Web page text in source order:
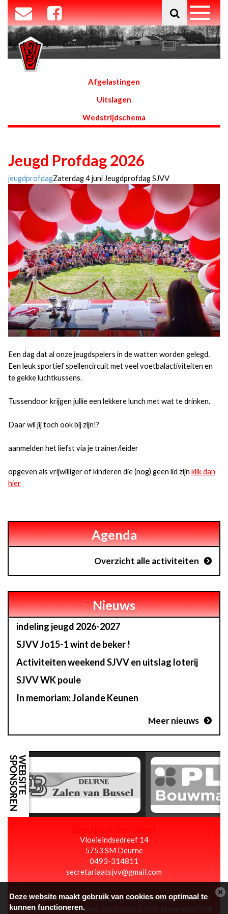
Afgelastingen
Uitslagen
Wedstrijdschema
Jeugd Profdag 2026
jeugdprofdagZaterdag 4 juni Jeugdprofdag SJVV
Een dag dat al onze jeugdspelers in de watten worden gelegd.
Een leuk sportief spellencircuit met veel voetbalactiviteiten en
te gekke luchtkussens.
Tussendoor krijgen jullie een lekkere lunch met wat te drinken.
Daar wil jij toch ook bij zijn!?
aanmelden het liefst via je trainer/leider
opgeven als vrijwilliger of kinderen die (nog) geen lid zijn klik dan
hier
Agenda
Overzicht alle activiteiten
Nieuws
indeling jeugd 2026-2027
SJVV Jo15-1 wint de beker !
Activiteiten weekend SJVV en uitslag loterij
SJVV WK poule
In memoriam: Jolande Keunen
Meer nieuws
Vloeieindsedreef 14
5753 SM Deurne
0493-314811
secretariaatsjvv@gmail.com
S.J.V.V. is een voetbalvereniging die gevestigd is in de Sint
Jozefparochie in Deurne. De letters S.J.V.V. staan voor Sint
Deze website maakt gebruik van cookies om optimaal te
kunnen functioneren.